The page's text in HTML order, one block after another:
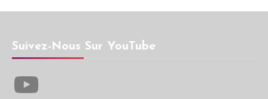
Suivez-Nous Sur YouTube
YouTube